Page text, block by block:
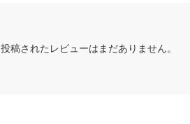
投稿されたレビューはまだありません。